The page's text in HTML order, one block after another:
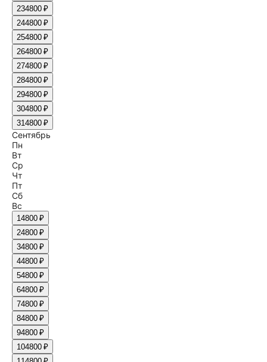
234800 ₽
244800 ₽
254800 ₽
264800 ₽
274800 ₽
284800 ₽
294800 ₽
304800 ₽
314800 ₽
Сентябрь
Пн
Вт
Ср
Чт
Пт
Сб
Вс
14800 ₽
24800 ₽
34800 ₽
44800 ₽
54800 ₽
64800 ₽
74800 ₽
84800 ₽
94800 ₽
104800 ₽